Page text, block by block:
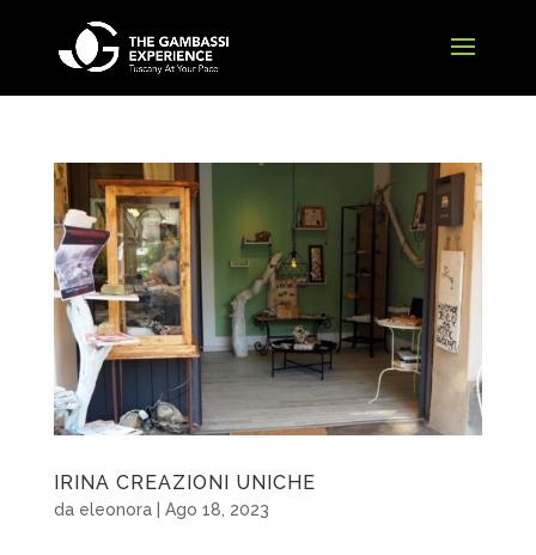
IRINA CREAZIONI UNICHE
da eleonora| Ago 18, 2023